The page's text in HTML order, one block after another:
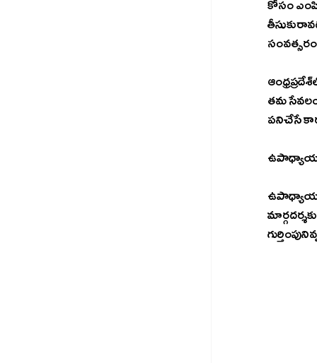
కోసం
ఆంధ్రప్రదేశ్‌లోని వివిధ విద్యా సంస్థలకు చెందిన ఉపాధ్యాయులు ఈ జాబితాలో నిలిచారు, వీరు ప్రభుత్వ విద్యా రంగంలో
తమ
పనిచేసే